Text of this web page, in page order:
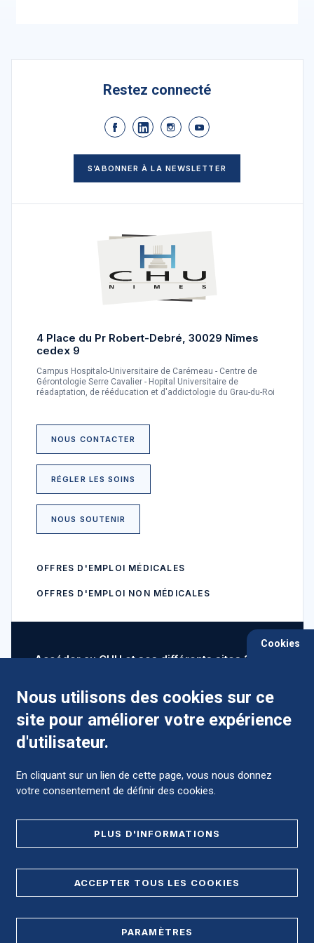
Restez connecté
S’ABONNER À LA NEWSLETTER
4 Place du Pr Robert-Debré, 30029 Nîmes
cedex 9
Campus Hospitalo-Universitaire de Carémeau - Centre de
Gérontologie Serre Cavalier - Hopital Universitaire de
réadaptation, de rééducation et d'addictologie du Grau-du-Roi
NOUS CONTACTER
RÉGLER LES SOINS
NOUS SOUTENIR
OFFRES D'EMPLOI MÉDICALES
OFFRES D'EMPLOI NON MÉDICALES
Accéder au CHU et ses différents sites ?
Comment préparer mon hospitalisation ?
PLAN DE SITE
Cookies
Nous utilisons des cookies sur ce
site pour améliorer votre expérience
d'utilisateur.
En cliquant sur un lien de cette page, vous nous donnez
votre consentement de définir des cookies.
PLUS D'INFORMATIONS
ACCEPTER TOUS LES COOKIES
PARAMÈTRES